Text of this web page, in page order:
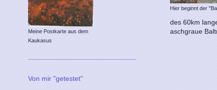
Hier beginnt der
des 60km
aschgraue
Meine Postkarte aus dem
Kaukasus
Von mir "getestet"